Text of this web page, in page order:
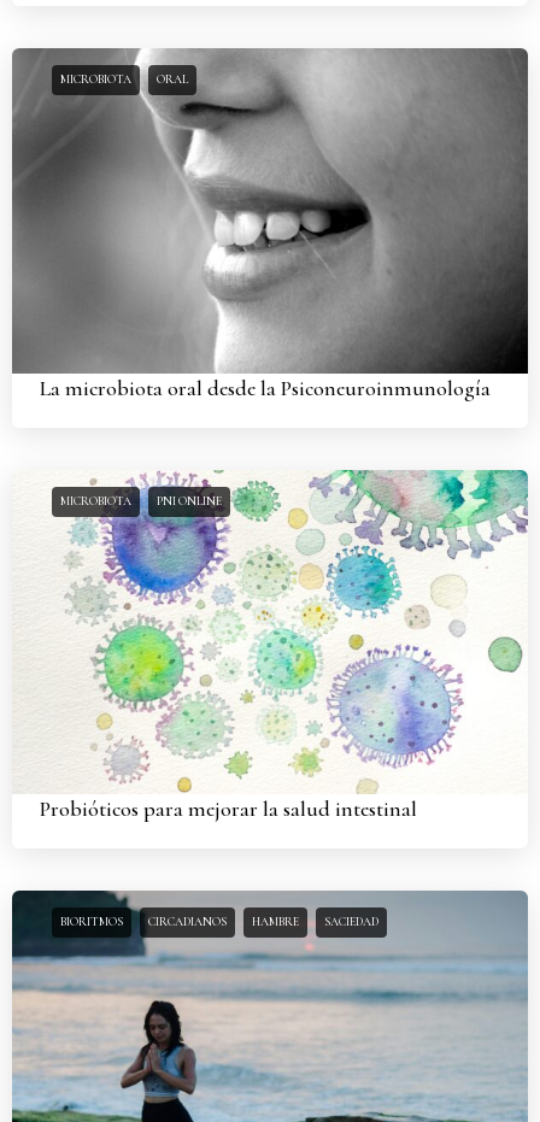
MICROBIOTA ORAL
La microbiota oral desde la Psiconeuroinmunología
MICROBIOTA PNI ONLINE
Probióticos para mejorar la salud intestinal
BIORITMOS CIRCADIANOS HAMBRE SACIEDAD